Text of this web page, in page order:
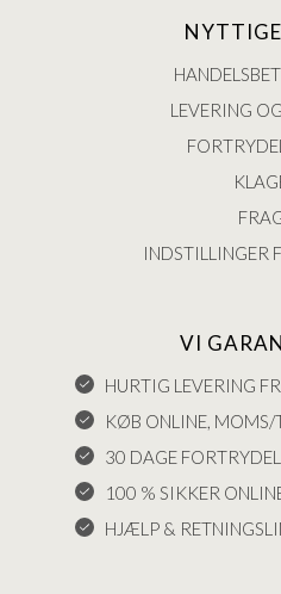
LEVERING
INDSTILLINGER
VI
HURTIG LEVERING
KØB ONLINE, MOMS/
30 DAGE
100 % SIKKER
HJÆLP &